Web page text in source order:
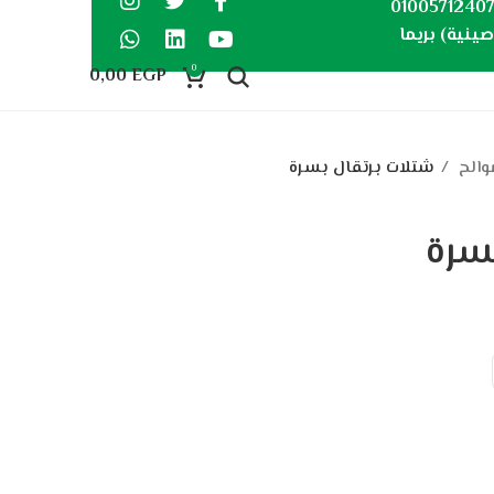
بريما
0
0,00EGP
شتلات برتقال بسرة